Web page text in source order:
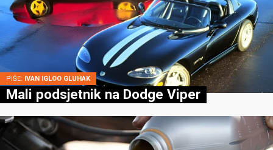
PIŠE: IVAN IGLOO GLUHAK
Mali podsjetnik na Dodge Viper